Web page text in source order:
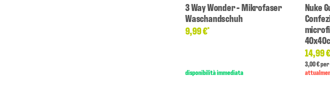
3 Way Wonder - Mikrofaser
Waschandschuh
9,99 €*
disponibilità immediata
Nuke
14,99
3,00 € per